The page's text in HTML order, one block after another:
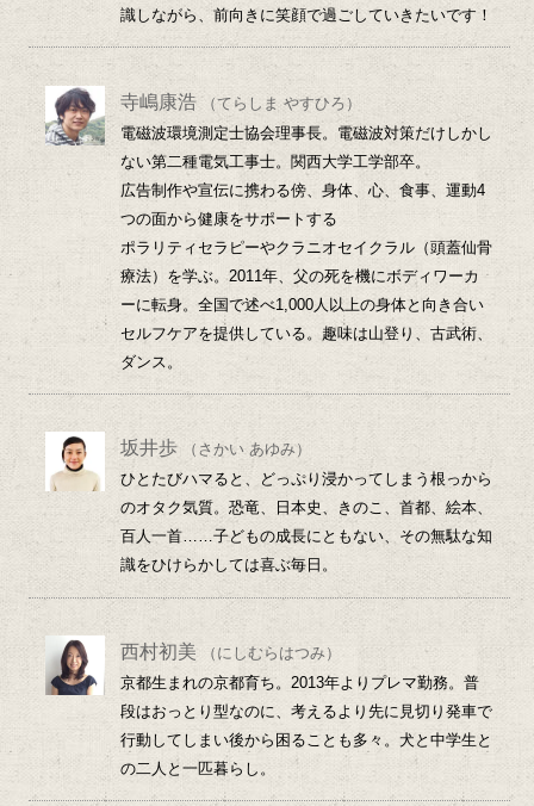
識しながら、前向きに笑顔で過ごしていきたいです！
寺嶋康浩 （てらしま やすひろ）
電磁波環境測定士協会理事長。電磁波対策だけしかし
ない第二種電気工事士。関西大学工学部卒。
広告制作や宣伝に携わる傍、身体、心、食事、運動4
つの面から健康をサポートする
ポラリティセラピーやクラニオセイクラル（頭蓋仙骨
療法）を学ぶ。2011年、父の死を機にボディワーカ
ーに転身。全国で述べ1,000人以上の身体と向き合い
セルフケアを提供している。趣味は山登り、古武術、
ダンス。
坂井歩
（さかい あゆみ）
ひとたびハマると、どっぷり浸かってしまう根っから
のオタク気質。恐竜、日本史、きのこ、首都、絵本、
百人一首……子どもの成長にともない、その無駄な知
識をひけらかしては喜ぶ毎日。
西村初美
（にしむらはつみ）
京都生まれの京都育ち。2013年よりプレマ勤務。普
段はおっとり型なのに、考えるより先に見切り発車で
行動してしまい後から困ることも多々。犬と中学生と
の二人と一匹暮らし。